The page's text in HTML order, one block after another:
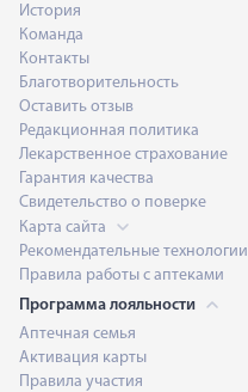
История
Команда
Контакты
Благотворительность
Оставить отзыв
Редакционная политика
Лекарственное страхование
Гарантия качества
Свидетельство о поверке
Карта сайта
Рекомендательные технологии
Правила работы с аптеками
Программа лояльности
Аптечная семья
Активация карты
Правила участия